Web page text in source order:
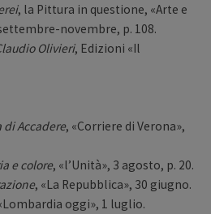
, la Pittura in questione, «Arte e
novembre, p. 108.
Olivieri, Edizioni «Il
di Accadere, «Corriere di Verona»,
e colore, «l’Unità», 3 agosto, p. 20.
, «La Repubblica», 30 giugno.
oggi», 1 luglio.